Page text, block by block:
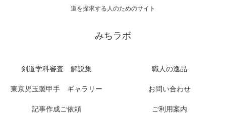
道を探求する人のためのサイト
みちラボ
剣道学科審査 解説集 職人の逸品
東京児玉製甲手 ギャラリー お問い合わせ
記事作成ご依頼 ご利用案内